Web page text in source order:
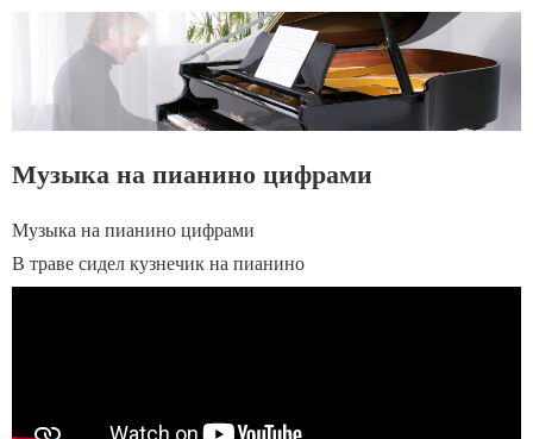
Музыка на пианино цифрами
Музыка на пианино цифрами
В траве сидел кузнечик на пианино